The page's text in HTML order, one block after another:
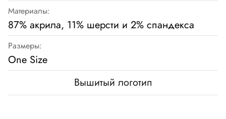
Материалы:
87% акрила, 11% шерсти и 2% спандекса
Размеры:
One Size
Вышитый логотип